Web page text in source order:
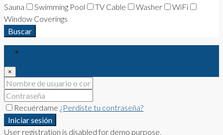
Sauna
Swimming Pool TV Cable Washer
WiFi
Window Coverings
Buscar
×
Recuérdame ¿Perdiste tu contraseña?
Iniciar sesión
User registration is disabled for demo purpose.